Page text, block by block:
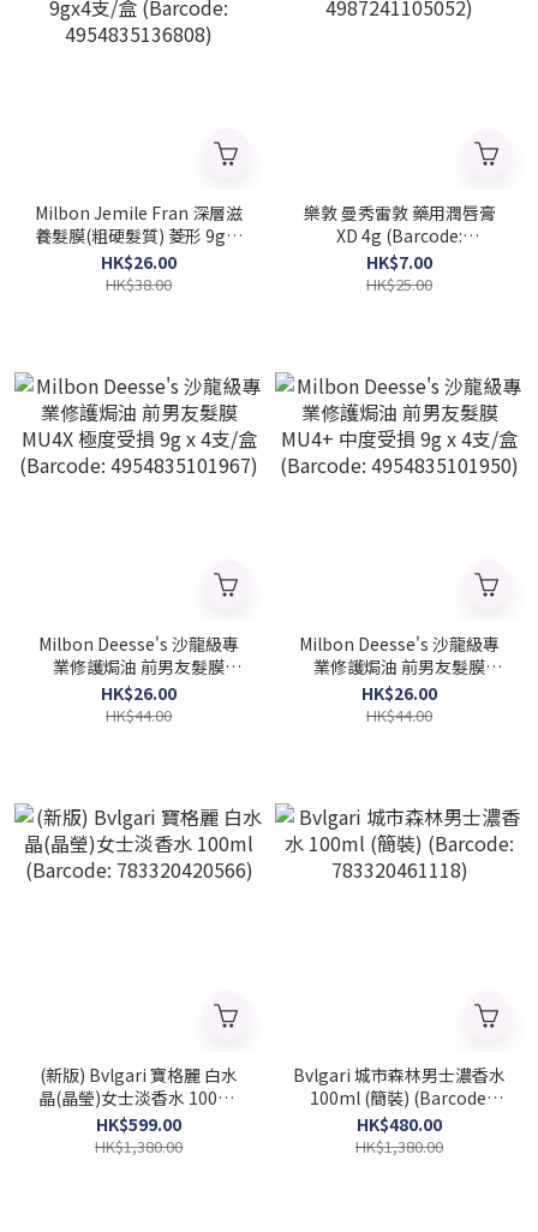
Milbon Jemile Fran 深層滋
養髮膜(粗硬髮質) 菱形 9gx4
支/盒 (Barcode:
4954835136808)
HK$26.00
HK$38.00
樂敦 曼秀雷敦 藥用潤唇膏
XD 4g (Barcode:
4987241105052)
HK$7.00
HK$25.00
Milbon Deesse's 沙龍級專
業修護焗油 前男友髮膜
MU4X 極度受損 9g x 4支/盒
(Barcode: 4954835101967)
HK$26.00
HK$44.00
Milbon Deesse's 沙龍級專
業修護焗油 前男友髮膜
MU4+ 中度受損 9g x 4支/盒
(Barcode: 4954835101950)
HK$26.00
HK$44.00
(新版) Bvlgari 寶格麗 白水
晶(晶瑩)女士淡香水 100ml
(Barcode: 783320420566)
HK$599.00
HK$1,380.00
Bvlgari 城市森林男士濃香水
100ml (簡裝) (Barcode:
783320461118)
HK$480.00
HK$1,380.00